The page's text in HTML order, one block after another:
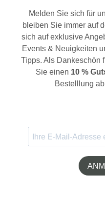
Melden Sie sich für
bleiben Sie immer auf
sich auf exklusive
Events & Neuigkeiten
Tipps. Als Dankeschön
Sie einen 10 %
Bestelllung